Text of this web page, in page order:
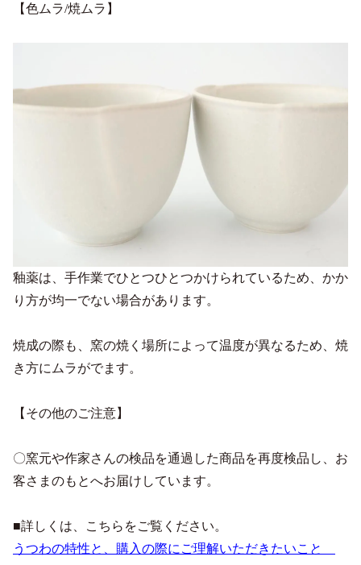
【色ムラ/焼ムラ】
釉薬は、手作業でひとつひとつかけられているため、かか
り方が均一でない場合があります。
焼成の際も、窯の焼く場所によって温度が異なるため、焼
き方にムラがでます。
【その他のご注意】
〇窯元や作家さんの検品を通過した商品を再度検品し、お
客さまのもとへお届けしています。
■詳しくは、こちらをご覧ください。
うつわの特性と、購入の際にご理解いただきたいこと